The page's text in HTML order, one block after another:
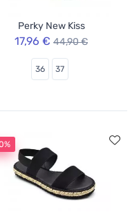
Perky New Kiss
17,96 € 44,90 €
36 37